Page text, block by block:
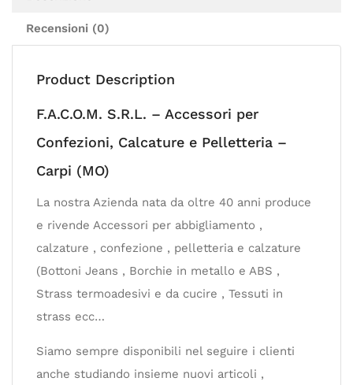
Recensioni (0)
Product Description
F.A.C.O.M. S.R.L. – Accessori per
Confezioni, Calcature e Pelletteria –
Carpi (MO)
La nostra Azienda nata da oltre 40 anni produce
e rivende Accessori per abbigliamento ,
calzature , confezione , pelletteria e calzature
(Bottoni Jeans , Borchie in metallo e ABS ,
Strass termoadesivi e da cucire , Tessuti in
strass ecc…
Siamo sempre disponibili nel seguire i clienti
anche studiando insieme nuovi articoli ,